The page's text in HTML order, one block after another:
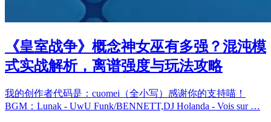
《皇室战争》概念神女巫有多强？混沌模
式实战解析，离谱强度与玩法攻略
我的创作者代码是：cuomei（全小写）感谢你的支持喵！
BGM：Lunak - UwU Funk/BENNETT,DJ Holanda - Vois sur …